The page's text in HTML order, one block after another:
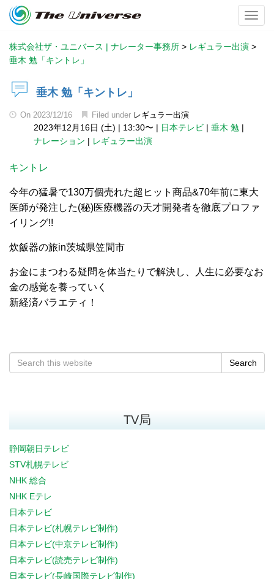
株式会社ザ・ユニバース | ナレーター事務所 > レギュラー出演 >
垂木 勉「キントレ」
垂木 勉「キントレ」
On 2023/12/16 Filed under レギュラー出演
2023年12月16日 (土) | 13:30〜 | 日本テレビ | 垂木 勉 |
ナレーション | レギュラー出演
キントレ
今年の猛暑で130万個売れた超ヒット商品&70年前に東大
医師が発注した(秘)医療機器の天才開発者を徹底プロファ
イリング!!
炊飯器の旅in茨城県笠間市
お金にまつわる疑問を体当たりで解決し、人生に必要なお
金の感覚を養っていく
新経済バラエティ！
Search
TV局
静岡朝日テレビ
STV札幌テレビ
NHK 総合
NHK Eテレ
日本テレビ
日本テレビ(札幌テレビ制作)
日本テレビ(中京テレビ制作)
日本テレビ(読売テレビ制作)
日本テレビ(長崎国際テレビ制作)